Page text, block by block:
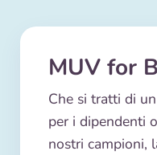
MUV for
Che si tratti di
per i dipendenti
nostri campioni,